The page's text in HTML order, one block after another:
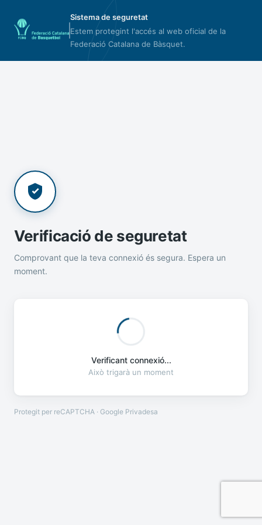
Sistema de seguretat
Estem protegint l'accés al web oficial de la
Federació Catalana de Bàsquet.
Verificació de seguretat
Comprovant que la teva connexió és segura. Espera un
moment.
Verificant connexió...
Això trigarà un moment
Protegit per reCAPTCHA · Google Privadesa